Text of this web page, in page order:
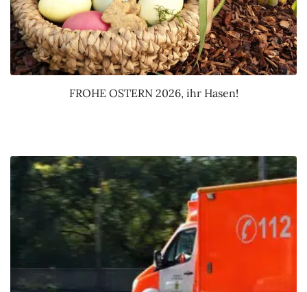
FROHE OSTERN 2026, ihr Hasen!